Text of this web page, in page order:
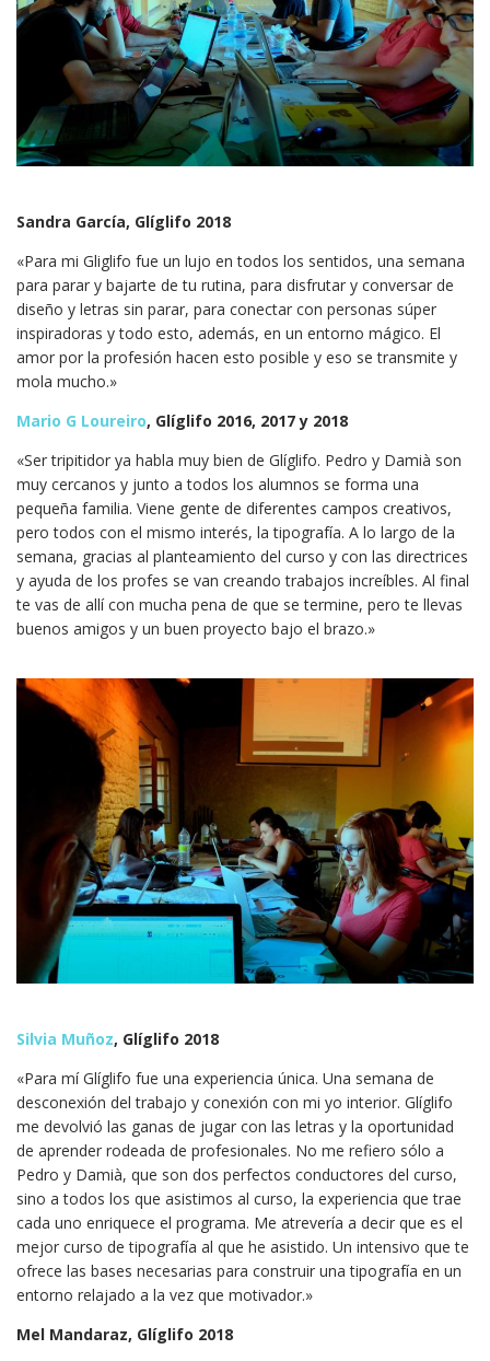
Sandra García, Glíglifo 2018
«Para mi Gliglifo fue un lujo en todos los sentidos, una semana
para parar y bajarte de tu rutina, para disfrutar y conversar de
diseño y letras sin parar, para conectar con personas súper
inspiradoras y todo esto, además, en un entorno mágico. El
amor por la profesión hacen esto posible y eso se transmite y
mola mucho.»
Mario G Loureiro, Glíglifo 2016, 2017 y 2018
«Ser tripitidor ya habla muy bien de Glíglifo. Pedro y Damià son
muy cercanos y junto a todos los alumnos se forma una
pequeña familia. Viene gente de diferentes campos creativos,
pero todos con el mismo interés, la tipografía. A lo largo de la
semana, gracias al planteamiento del curso y con las directrices
y ayuda de los profes se van creando trabajos increíbles. Al final
te vas de allí con mucha pena de que se termine, pero te llevas
buenos amigos y un buen proyecto bajo el brazo.»
Silvia Muñoz, Glíglifo 2018
«Para mí Glíglifo fue una experiencia única. Una semana de
desconexión del trabajo y conexión con mi yo interior. Glíglifo
me devolvió las ganas de jugar con las letras y la oportunidad
de aprender rodeada de profesionales. No me refiero sólo a
Pedro y Damià, que son dos perfectos conductores del curso,
sino a todos los que asistimos al curso, la experiencia que trae
cada uno enriquece el programa. Me atrevería a decir que es el
mejor curso de tipografía al que he asistido. Un intensivo que te
ofrece las bases necesarias para construir una tipografía en un
entorno relajado a la vez que motivador.»
Mel Mandaraz, Glíglifo 2018